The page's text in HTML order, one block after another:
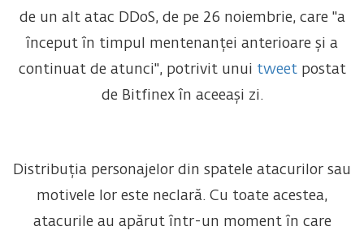
de un alt atac DDoS, de pe 26 noiembrie, care "a
început în timpul mentenanței anterioare și a
continuat de atunci", potrivit unui tweetpostat
de Bitfinex în aceeași zi.
Distribuția personajelor din spatele atacurilor sau
motivele lor este neclară. Cu toate acestea,
atacurile au apărut într-un moment în care